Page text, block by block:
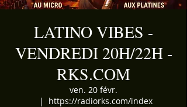
LATINO VIBES -
VENDREDI 20H/22H -
RKS.COM
ven. 20 févr.
  |
https://radiorks.com/index